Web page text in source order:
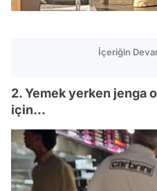
İçeriğin
2. Yemek yerken jenga
için...